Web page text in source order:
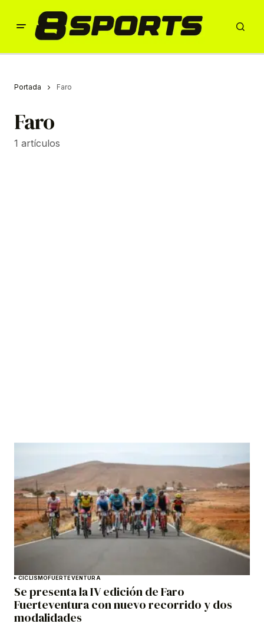
Portada Faro
Faro
1 artículos
CICLISMOFUERTEVENTURA
Se presenta la IV edición de Faro
Fuerteventura con nuevo recorrido y dos
modalidades